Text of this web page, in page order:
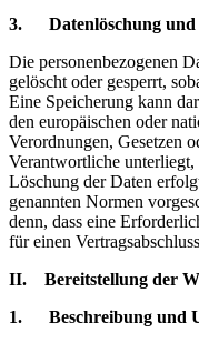
3. Datenlöschung und
Die personenbezogenen
gelöscht oder gesperrt,
Eine Speicherung kann
den europäischen oder
Verordnungen, Gesetzen
Verantwortliche
Löschung der Daten
genannten Normen
denn, dass eine
für einen
II. Bereitstellung der
1. Beschreibung und